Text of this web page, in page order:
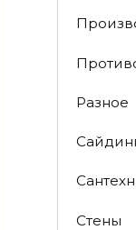
Разное
Стены